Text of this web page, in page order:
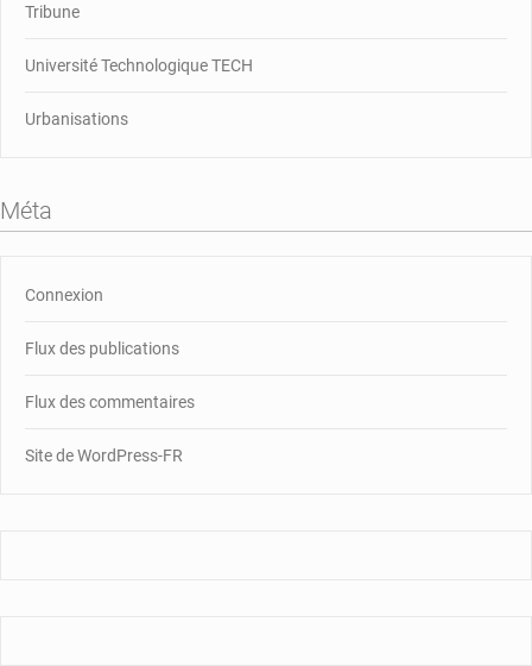
Tribune
Université Technologique TECH
Urbanisations
Méta
Connexion
Flux des publications
Flux des commentaires
Site de WordPress-FR